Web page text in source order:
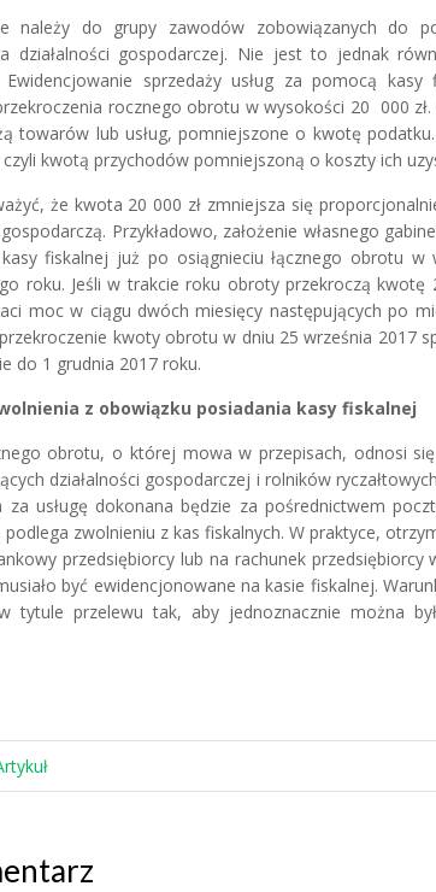
należy do grupy zawodów zobowiązanych do
działalności gospodarczej. Nie jest to jednak
Ewidencjowanie sprzedaży usług za pomocą
rocznego obrotu w wysokości 20 000
towarów lub usług, pomniejszone o kwotę
kwotą przychodów pomniejszoną o koszty ich
że kwota 20 000 zł zmniejsza się
gospodarczą. Przykładowo, założenie własnego
fiskalnej już po osiągnieciu łącznego obrotu
roku. Jeśli w trakcie roku obroty przekroczą kwotę
moc w ciągu dwóch miesięcy następujących po
kwoty obrotu w dniu 25 września 2017
do 1 grudnia 2017 roku.
z obowiązku posiadania kasy fiskalnej
obrotu, o której mowa w przepisach, odnosi
działalności gospodarczej i rolników
za usługę dokonana będzie za pośrednictwem
zwolnieniu z kas fiskalnych. W praktyce,
przedsiębiorcy lub na rachunek
być ewidencjonowane na kasie fiskalnej.
tytule przelewu tak, aby jednoznacznie można